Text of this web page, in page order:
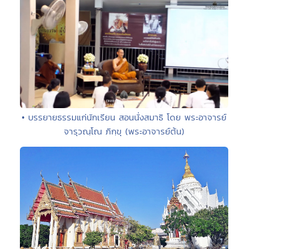
• บรรยายธรรมแก่นักเรียน สอนนั่งสมาธิ โดย พระอาจารย์
จารุวณฺโณ ภิกฺขุ (พระอาจารย์ต้น)